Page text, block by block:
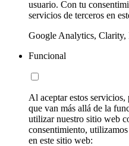
usuario. Con tu
servicios de terceros en
Google Analytics, Clarity,
Funcional
Al aceptar estos servicios,
que van más allá de la
utilizar nuestro sitio web
consentimiento,
en este sitio web: